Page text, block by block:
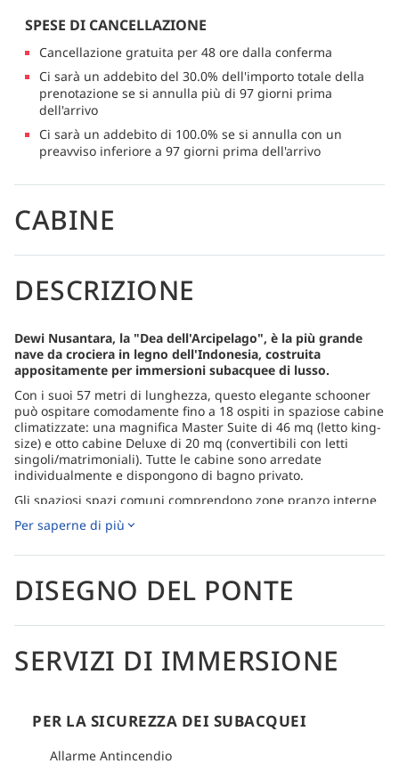
SPESE DI CANCELLAZIONE
Cancellazione gratuita per 48 ore dalla conferma
Ci sarà un addebito del 30.0% dell'importo totale della
prenotazione se si annulla più di 97 giorni prima
dell'arrivo
Ci sarà un addebito di 100.0% se si annulla con un
preavviso inferiore a 97 giorni prima dell'arrivo
CABINE
DESCRIZIONE
Dewi Nusantara, la "Dea dell'Arcipelago", è la più grande
nave da crociera in legno dell'Indonesia, costruita
appositamente per immersioni subacquee di lusso.
Con i suoi 57 metri di lunghezza, questo elegante schooner
può ospitare comodamente fino a 18 ospiti in spaziose cabine
climatizzate: una magnifica Master Suite di 46 mq (letto king-
size) e otto cabine Deluxe di 20 mq (convertibili con letti
singoli/matrimoniali). Tutte le cabine sono arredate
individualmente e dispongono di bagno privato.
Gli spaziosi spazi comuni comprendono zone pranzo interne
principale, terrazze solarium e una sala fotografica
includono Raja Ampat, Triton Bay, Banda Sea, Forgotten
Islands, Alor, Komodo, Halmahera, Cenderawasih Bay e altro
progettati per garantire sicurezza e comfort. Gli ospiti non
massima attenzione e il massimo divertimento. Dopo le
superficie e utilizzano una lunga scaletta per una facile
Per saperne di più
DISEGNO DEL PONTE
SERVIZI DI IMMERSIONE
PER LA SICUREZZA DEI SUBACQUEI
Allarme Antincendio